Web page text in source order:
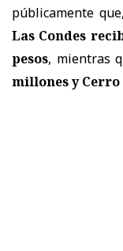
públicamente
Las Condes
pesos, mientras
millones y Cerro